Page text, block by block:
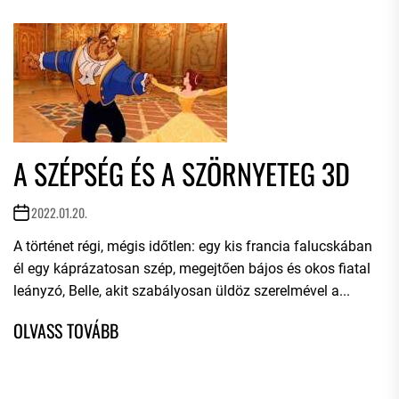
A SZÉPSÉG ÉS A SZÖRNYETEG 3D
2022.01.20.
A történet régi, mégis időtlen: egy kis francia falucskában
él egy káprázatosan szép, megejtően bájos és okos fiatal
leányzó, Belle, akit szabályosan üldöz szerelmével a...